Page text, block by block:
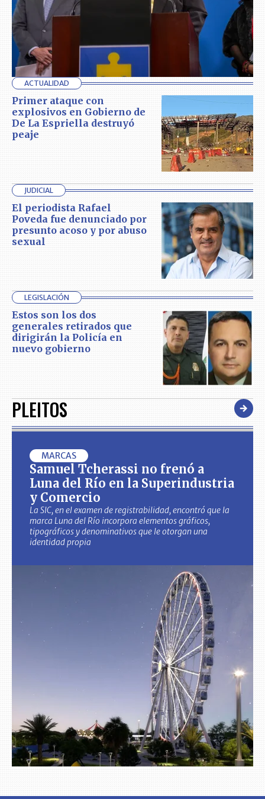
ACTUALIDAD
Primer ataque con
explosivos en Gobierno de
De La Espriella destruyó
peaje
JUDICIAL
El periodista Rafael
Poveda fue denunciado por
presunto acoso y por abuso
sexual
LEGISLACIÓN
Estos son los dos
generales retirados que
dirigirán la Policía en
nuevo gobierno
PLEITOS
MARCAS
Samuel Tcherassi no frenó a
Luna del Río en la Superindustria
y Comercio
La SIC, en el examen de registrabilidad, encontró que la
marca Luna del Río incorpora elementos gráficos,
tipográficos y denominativos que le otorgan una
identidad propia